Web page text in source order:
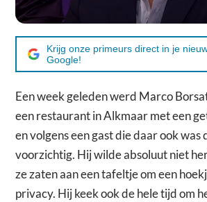
Krijg onze primeurs direct in je
Google!
Een week geleden werd Marco
een restaurant in Alkmaar met een
en volgens een gast die daar ook was
voorzichtig. Hij wilde absoluut niet
ze zaten aan een tafeltje om een
privacy. Hij keek ook de hele tijd om